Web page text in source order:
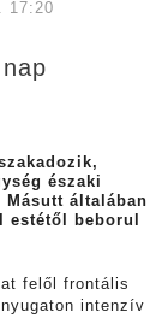
17:20
északi
általában
beborul
felől frontális
intenzív